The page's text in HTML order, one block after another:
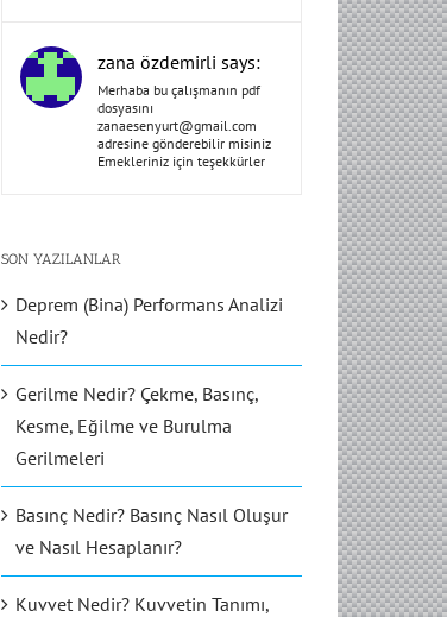
zana özdemirli says:
Merhaba bu çalışmanın pdf
dosyasını
zanaesenyurt@gmail.com
adresine gönderebilir misiniz
Emekleriniz için teşekkürler
SON YAZILANLAR
Deprem (Bina) Performans Analizi
Nedir?
Gerilme Nedir? Çekme, Basınç,
Kesme, Eğilme ve Burulma
Gerilmeleri
Basınç Nedir? Basınç Nasıl Oluşur
ve Nasıl Hesaplanır?
Kuvvet Nedir? Kuvvetin Tanımı,